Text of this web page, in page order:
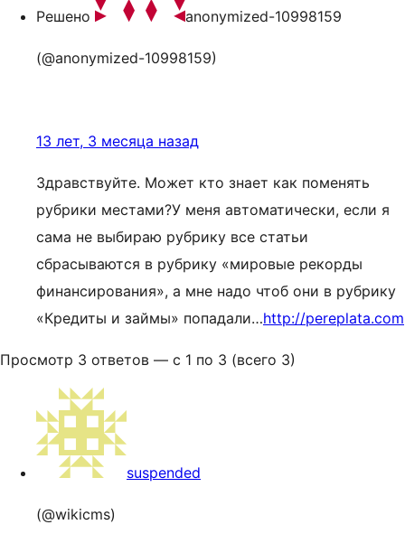
Решено anonymized-10998159
(@anonymized-10998159)
13 лет, 3 месяца назад
Здравствуйте. Может кто знает как поменять
рубрики местами?У меня автоматически, если я
сама не выбираю рубрику все статьи
сбрасываются в рубрику «мировые рекорды
финансирования», а мне надо чтоб они в рубрику
«Кредиты и займы» попадали…http://pereplata.com
Просмотр 3 ответов — с 1 по 3 (всего 3)
suspended
(@wikicms)